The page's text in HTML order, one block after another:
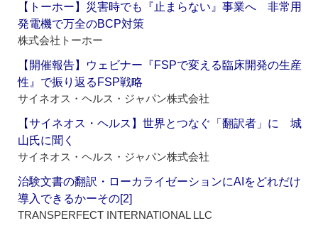
【トーホー】災害時でも『止まらない』事業へ 非常用
発電機で万全のBCP対策
株式会社トーホー
【開催報告】ウェビナー『FSPで変える臨床開発の生産
性』で振り返るFSP戦略
サイネオス・ヘルス・ジャパン株式会社
【サイネオス・ヘルス】世界とつなぐ「翻訳者」に 城
山氏に聞く
サイネオス・ヘルス・ジャパン株式会社
治験文書の翻訳・ローカライゼーションにAIをどれだけ
導入できるかーその[2]
TRANSPERFECT INTERNATIONAL LLC